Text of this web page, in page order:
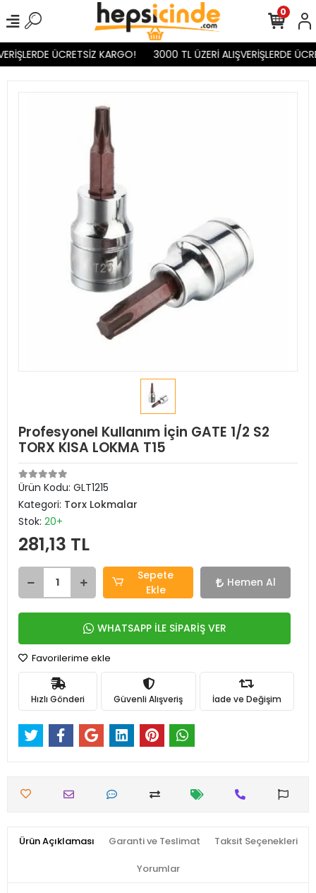
ÜCRETSİZ KARGO! 3000 TL ÜZERİ ALIŞVERİŞLERDE
0
Profesyonel Kullanım İçin GATE 1/2 S2
TORX KISA LOKMA T15
Ürün Kodu: GLT1215
Kategori: Torx Lokmalar
Stok: 20+
281,13 TL
Sepete
Ekle
Hemen Al
WHATSAPP İLE SİPARİŞ VER
Favorilerime ekle
Hızlı Gönderi Güvenli Alışveriş İade ve Değişim
Ürün Açıklaması Garanti ve Teslimat Taksit Seçenekleri
Yorumlar